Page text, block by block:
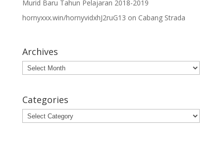
Murid Baru Tahun Pelajaran 2018-2019
hornyxxx.win/hornyvidxhJ2ruG13 on Cabang Strada
Archives
Archives
Categories
Categories